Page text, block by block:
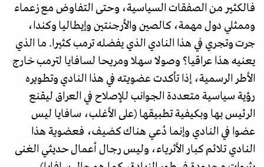
فالكثير من الصفقات السياسية، وحتى التفاوض مع زعماء
وممثلي دول مهمة، كالصين والأرجنتين وإيطاليا وكندا،
جرت وتجري في هذا النادي الذي يفضله ترمب كثيرا. ما الذي
يعنيه هذا عراقيا؟ وصولا سهلا ومريحا لسافايا لترمب خارج
الأطر الرسمية، إذا تأكدت عضويته في هذا النادي وتطويره
رؤية سياسية متعددة الجوانب للإصلاح في العراق ليقنع
الرئيس بها وبكيفية تطبيقها (على الأغلب، سافايا ليس
عضوا في النادي وإنما دُعي هناك كضيف، فعضوية هذا
النادي تلائم كبار الأثرياء، وليس رجال أعمال حديثي الغنى